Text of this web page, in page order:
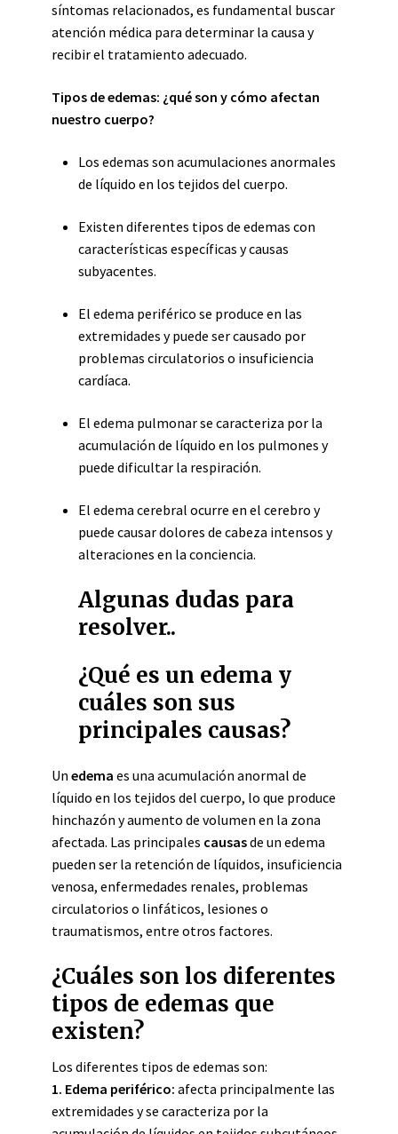
síntomas relacionados, es fundamental buscar
atención médica para determinar la causa y
recibir el tratamiento adecuado.
Tipos de edemas: ¿qué son y cómo afectan
nuestro cuerpo?
Los edemas son acumulaciones anormales
de líquido en los tejidos del cuerpo.
Existen diferentes tipos de edemas con
características específicas y causas
subyacentes.
El edema periférico se produce en las
extremidades y puede ser causado por
problemas circulatorios o insuficiencia
cardíaca.
El edema pulmonar se caracteriza por la
acumulación de líquido en los pulmones y
puede dificultar la respiración.
El edema cerebral ocurre en el cerebro y
puede causar dolores de cabeza intensos y
alteraciones en la conciencia.
Algunas dudas para
resolver..
¿Qué es un edema y
cuáles son sus
principales causas?
Un edema es una acumulación anormal de
líquido en los tejidos del cuerpo, lo que produce
hinchazón y aumento de volumen en la zona
afectada. Las principales causasde un edema
pueden ser la retención de líquidos, insuficiencia
venosa, enfermedades renales, problemas
circulatorios o linfáticos, lesiones o
traumatismos, entre otros factores.
¿Cuáles son los diferentes
tipos de edemas que
existen?
Los diferentes tipos de edemas son:
1. Edema periférico: afecta principalmente las
extremidades y se caracteriza por la